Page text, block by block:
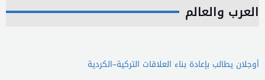
العرب والعالم
أوجلان يطالب بإعادة بناء العلاقات التركية–الكردية